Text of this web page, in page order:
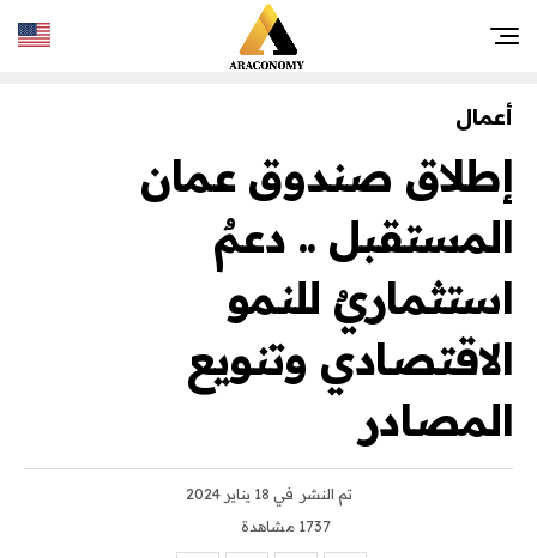
أعمال
إطلاق صندوق عمان
المستقبل .. دعمٌ
استثماريٌ للنمو
الاقتصادي وتنويع
المصادر
تم النشر في 18 يناير 2024
1737 مشاهدة